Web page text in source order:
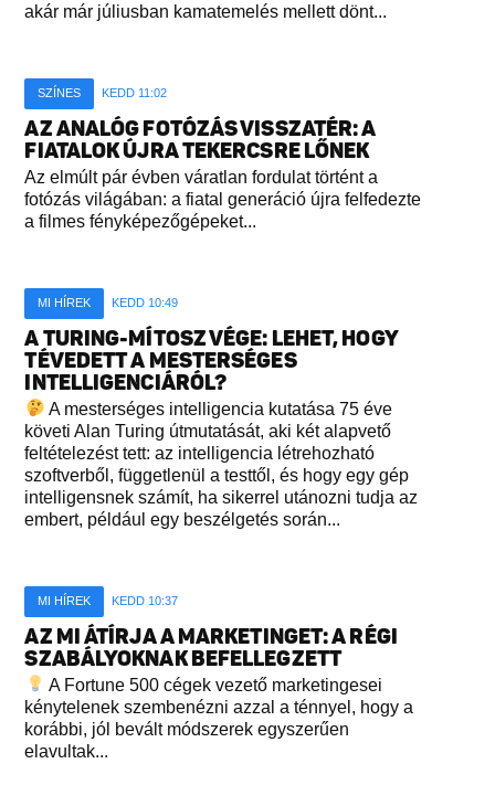
akár már júliusban kamatemelés mellett dönt...
SZÍNES KEDD 11:02
AZ ANALÓG FOTÓZÁS VISSZATÉR: A
FIATALOK ÚJRA TEKERCSRE LŐNEK
Az elmúlt pár évben váratlan fordulat történt a
fotózás világában: a fiatal generáció újra felfedezte
a filmes fényképezőgépeket...
MI HÍREK KEDD 10:49
A TURING-MÍTOSZ VÉGE: LEHET, HOGY
TÉVEDETT A MESTERSÉGES
INTELLIGENCIÁRÓL?
A mesterséges intelligencia kutatása 75 éve
követi Alan Turing útmutatását, aki két alapvető
feltételezést tett: az intelligencia létrehozható
szoftverből, függetlenül a testtől, és hogy egy gép
intelligensnek számít, ha sikerrel utánozni tudja az
embert, például egy beszélgetés során...
MI HÍREK KEDD 10:37
AZ MI ÁTÍRJA A MARKETINGET: A RÉGI
SZABÁLYOKNAK BEFELLEGZETT
A Fortune 500 cégek vezető marketingesei
kénytelenek szembenézni azzal a ténnyel, hogy a
korábbi, jól bevált módszerek egyszerűen
elavultak...